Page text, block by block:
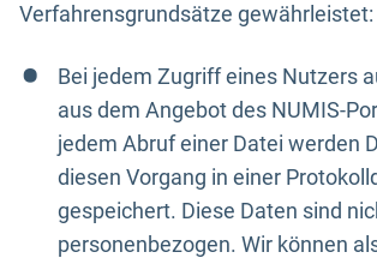
Verfahrensgrundsätze gewährleistet:
Bei jedem Zugriff eines Nutzers
aus dem Angebot des NUMIS-
jedem Abruf einer Datei werden
diesen Vorgang in einer
gespeichert. Diese Daten sind
personenbezogen. Wir können